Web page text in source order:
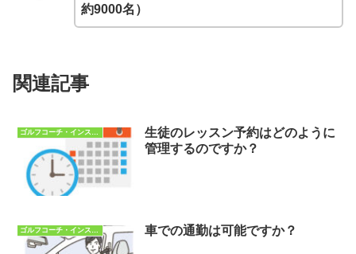
約9000名）
関連記事
生徒のレッスン予約はどのように
管理するのですか？
ゴルフコーチ・インストラクターQ&A 車での通勤は可能ですか？